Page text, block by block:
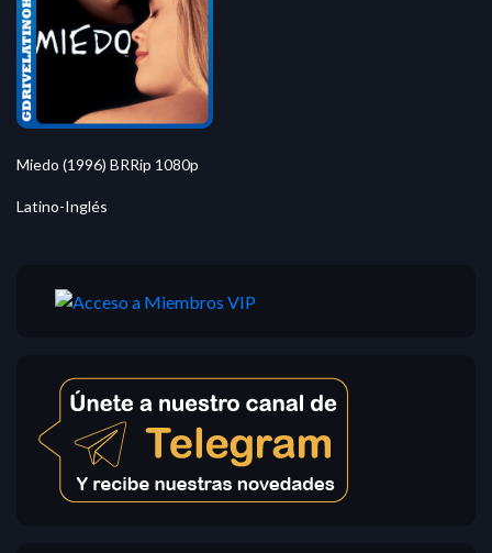
Miedo (1996) BRRip 1080p
Latino-Inglés